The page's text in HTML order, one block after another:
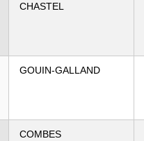
CHASTEL
GOUIN-GALLAND
COMBES